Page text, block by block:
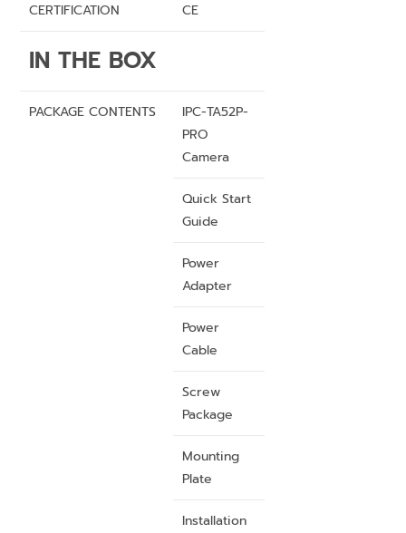
CERTIFICATION CE
IN THE BOX
PACKAGE CONTENTS
IPC-TA52P-
PRO
Camera
Quick Start
Guide
Power
Adapter
Power
Cable
Screw
Package
Mounting
Plate
Installation